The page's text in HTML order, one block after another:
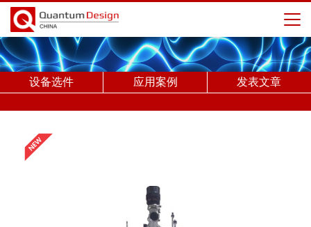
设备选件 应用案例 发表文章